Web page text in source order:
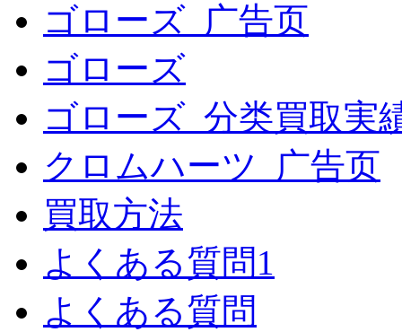
ゴローズ_广告页
ゴローズ
ゴローズ_分类買取実
クロムハーツ_广告页
買取方法
よくある質問1
よくある質問